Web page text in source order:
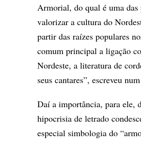
Armorial, do qual é uma das
valorizar a cultura do
partir das raízes populares
comum principal a ligação
Nordeste, a literatura de
seus cantares”, escreveu
Daí a importância, para ele,
hipocrisia de letrado
especial simbologia do